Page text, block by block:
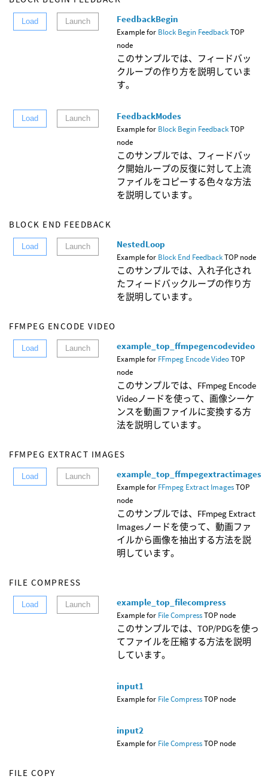
Load Launch FeedbackBegin
Example for Block Begin FeedbackTOP
node
このサンプルでは、フィードバッ
クループの作り方を説明していま
す。
Load Launch FeedbackModes
Example for Block Begin FeedbackTOP
node
このサンプルでは、フィードバッ
ク開始ループの反復に対して上流
ファイルをコピーする色々な方法
を説明しています。
BLOCK END FEEDBACK
Load Launch NestedLoop
Example for Block End FeedbackTOP node
このサンプルでは、入れ子化され
たフィードバックループの作り方
を説明しています。
FFMPEG ENCODE VIDEO
Load Launch example_top_ffmpegencodevideo
Example for FFmpeg Encode VideoTOP
node
このサンプルでは、FFmpeg Encode
Videoノードを使って、画像シーケ
ンスを動画ファイルに変換する方
法を説明しています。
FFMPEG EXTRACT IMAGES
Load Launch example_top_ffmpegextractimages
Example for FFmpeg Extract ImagesTOP
node
このサンプルでは、FFmpeg Extract
Imagesノードを使って、動画ファ
イルから画像を抽出する方法を説
明しています。
FILE COMPRESS
Load Launch example_top_filecompress
Example for File CompressTOP node
このサンプルでは、TOP/PDGを使っ
てファイルを圧縮する方法を説明
しています。
input1
Example for File CompressTOP node
input2
Example for File CompressTOP node
FILE COPY